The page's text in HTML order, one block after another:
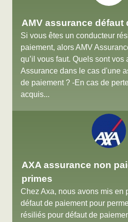
AMV assurance défaut
Si vous êtes un conducteur
paiement, alors AMV
qu’il vous faut. Quels sont
Assurance dans le cas d'une
de paiement ? -En cas de
acquis...
AXA assurance non
primes
Chez Axa, nous avons mis en
défaut de paiement pour
résiliés pour défaut de